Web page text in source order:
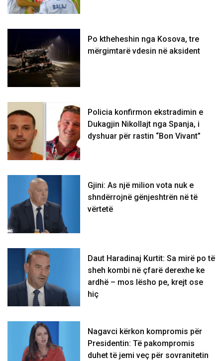
Po ktheheshin nga Kosova, tre
mërgimtarë vdesin në aksident
Policia konfirmon ekstradimin e
Dukagjin Nikollajt nga Spanja, i
dyshuar për rastin “Bon Vivant”
Gjini: As një milion vota nuk e
shndërrojnë gënjeshtrën në të
vërtetë
Daut Haradinaj Kurtit: Sa mirë po të
sheh kombi në çfarë derexhe ke
ardhë – mos lësho pe, krejt ose
hiç
Nagavci kërkon kompromis për
Presidentin: Të pakompromis
duhet të jemi veç për sovranitetin